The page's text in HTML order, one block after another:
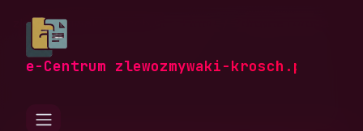
e-Centrum zlewozmywaki-krosch.pl
zlewozmywaki-krosch.pl
Sprzęt i wyroby medyczne
Sklep medyczny SeniorVita